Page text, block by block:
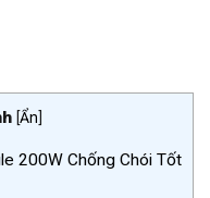
[Ẩn]
200W Chống Chói Tốt